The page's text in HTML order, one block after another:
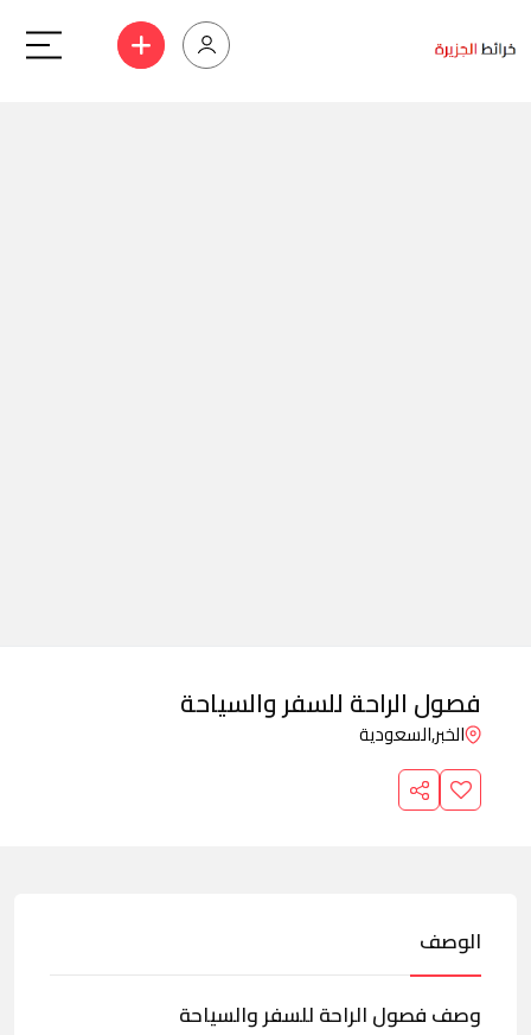
فصول الراحة للسفر والسياحة
الخبر,السعودية
الوصف
وصف فصول الراحة للسفر والسياحة